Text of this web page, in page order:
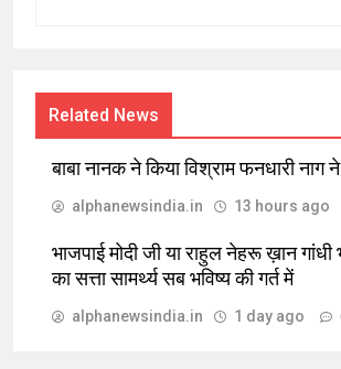
Related News
बाबा नानक ने किया विश्राम फनधारी नाग
alphanewsindia.in 13 hours ago
भाजपाई मोदी जी या राहुल नेहरू ख़ान गांधी
का सत्ता सामर्थ्य सब भविष्य की गर्त में
alphanewsindia.in 1 day ago